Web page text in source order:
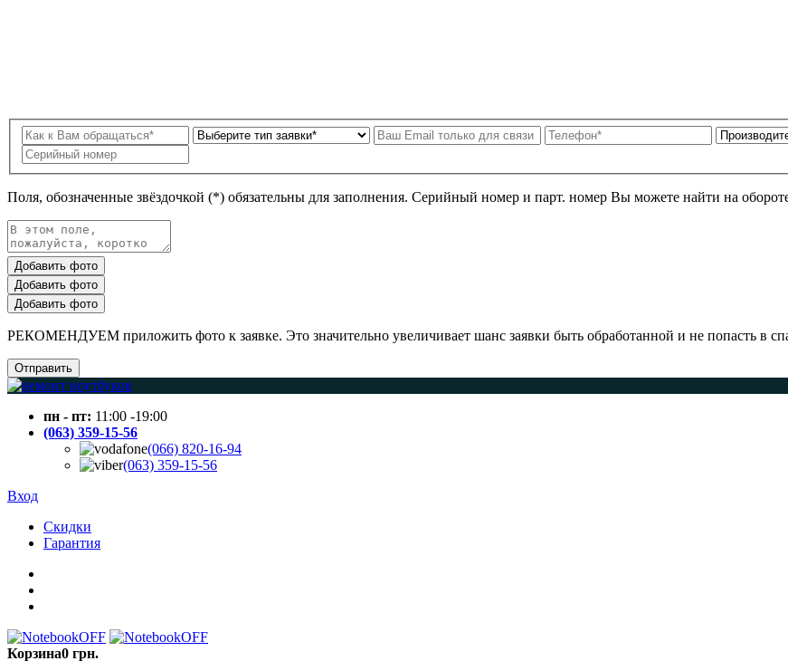
Поля, обозначенные звёздочкой (*) обязательны для заполнения. Серийный номер и парт. номер Вы можете найти на
Добавить фото
Добавить фото
Добавить фото
РЕКОМЕНДУЕМ приложить фото к заявке. Это значительно увеличивает шанс заявки быть обработанной и не попасть в
Отправить
пн - пт: 11:00 -19:00
(063) 359-15-56
(066) 820-16-94
(063) 359-15-56
Вход
Скидки
Гарантия
Корзина0 грн.